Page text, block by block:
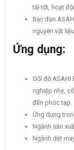
tải tốt, hoạt
Bạc đạn
nguyên vật
Ứng dụng:
Gối đỡ
nghiệp nhẹ,
đến phức tạp.
Ứng dụng
Ngành sản
Ngành dệt